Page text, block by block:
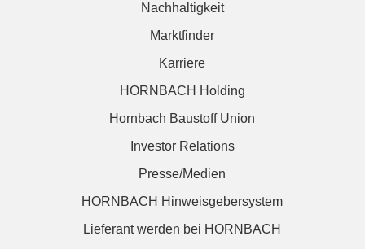
Nachhaltigkeit
Marktfinder
Karriere
HORNBACH Holding
Hornbach Baustoff Union
Investor Relations
Presse/Medien
HORNBACH Hinweisgebersystem
Lieferant werden bei HORNBACH